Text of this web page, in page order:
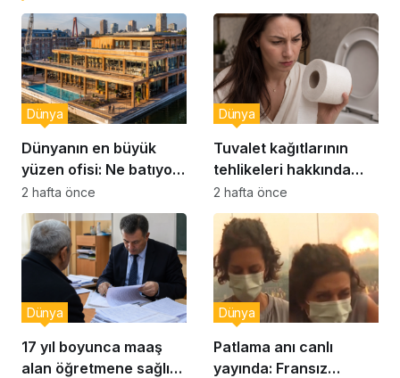
Dünyanın en büyük
yüzen ofisi: Ne batıyor
ne yerinde kalıyor
Dünya
2 hafta önce
Tuvalet kağıtlarının
tehlikeleri hakkında
yeni uyarılar
Dünya
2 hafta önce
17 yıl boyunca maaş
alan öğretmene sağlık
Dünya
Patlama anı canlı
yayında: Fransız
Dünya